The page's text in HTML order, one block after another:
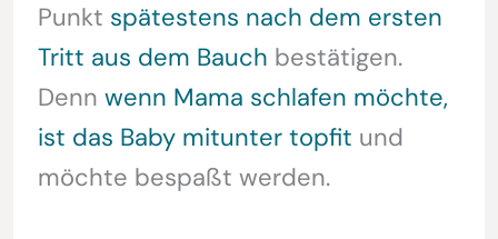
Punkt spätestens nach dem ersten
Tritt aus dem Bauch bestätigen.
Denn wenn Mama schlafen möchte,
ist das Baby mitunter topfit und
möchte bespaßt werden.